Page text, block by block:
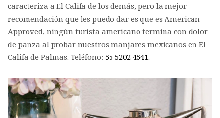
caracteriza a El Califa de los demás, pero la mejor
recomendación que les puedo dar es que es American
Approved, ningún turista americano termina con dolor
de panza al probar nuestros manjares mexicanos en El
Califa de Palmas. Teléfono: 55 5202 4541.